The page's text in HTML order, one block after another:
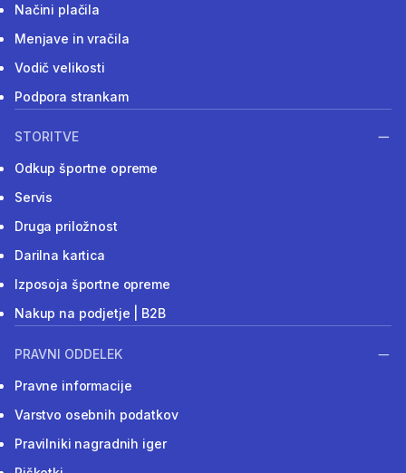
Načini plačila
Menjave in vračila
Vodič velikosti
Podpora strankam
STORITVE
Odkup športne opreme
Servis
Druga priložnost
Darilna kartica
Izposoja športne opreme
Nakup na podjetje | B2B
PRAVNI ODDELEK
Pravne informacije
Varstvo osebnih podatkov
Pravilniki nagradnih iger